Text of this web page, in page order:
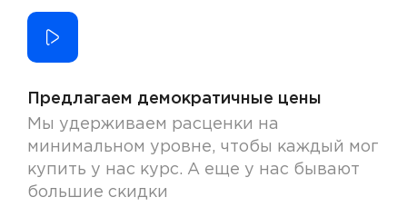
Предлагаем демократичные цены
Мы удерживаем расценки на
минимальном уровне, чтобы каждый мог
купить у нас курс. А еще у нас бывают
большие скидки